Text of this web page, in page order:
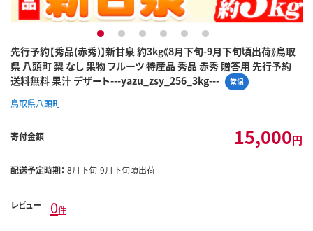
先行予約【秀品(赤秀)】新甘泉 約3kg《8月下旬-9月下旬頃出荷》鳥取
県 八頭町 梨 なし 果物 フルーツ 特産品 秀品 赤秀 贈答用 先行予約
送料無料 果汁 デザート---yazu_zsy_256_3kg---
常温
1 2 3 4 5 6
鳥取県八頭町
寄付金額 15,000円
配送予定時期： 8月下旬-9月下旬頃出荷
レビュー 0件